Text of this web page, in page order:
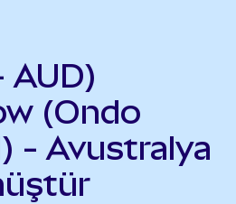
AUD)
(Ondo
- Avustralya